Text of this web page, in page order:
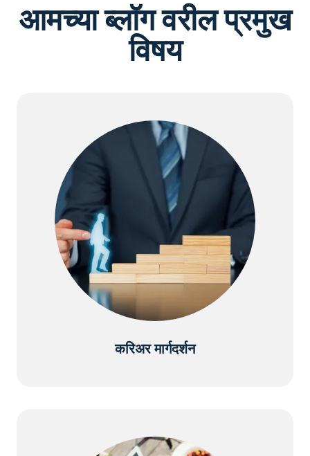
आमच्या ब्लॉग वरील प्रमुख
विषय
करिअर मार्गदर्शन